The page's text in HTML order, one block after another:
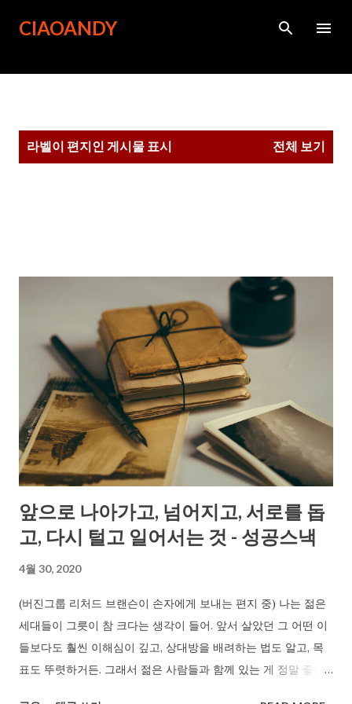
CIAOANDY
라벨이 편지인 게시물 표시 전체 보기
앞으로 나아가고, 넘어지고, 서로를 돕
고, 다시 털고 일어서는 것 - 성공스낵
4월 30, 2020
(버진그룹 리처드 브랜슨이 손자에게 보내는 편지 중) 나는 젊은
세대들이 그릇이 참 크다는 생각이 들어. 앞서 살았던 그 어떤 이
들보다도 훨씬 이해심이 깊고, 상대방을 배려하는 법도 알고, 목
표도 뚜렷하거든. 그래서 젊은 사람들과 함께 있는 게 정말 좋단